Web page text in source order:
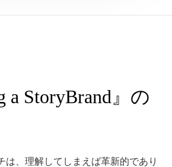
a StoryBrand』の
は、理解してしまえば革新的であり